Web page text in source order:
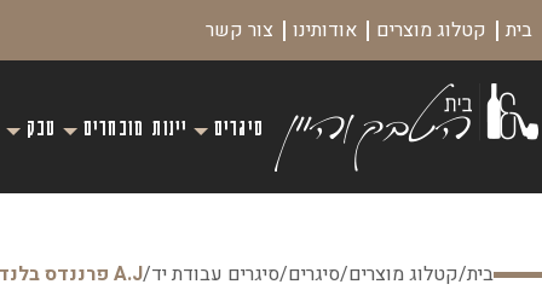
בית קטלוג מוצרים אודותינו צור קשר
סיגרים יינות מובחרים טבק
בית/קטלוג מוצרים/סיגרים/סיגרים עבודת יד/A.J פרננדס בלנד 15 שורט רובוסטו